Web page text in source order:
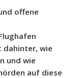
offene
dahinter, wie
und wie
auf diese